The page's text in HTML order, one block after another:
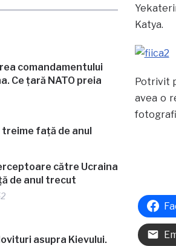
comandamentului
Ce țară NATO preia
către Ucraina
de anul trecut
asupra Kievului.
Katya.
Potrivit
avea o